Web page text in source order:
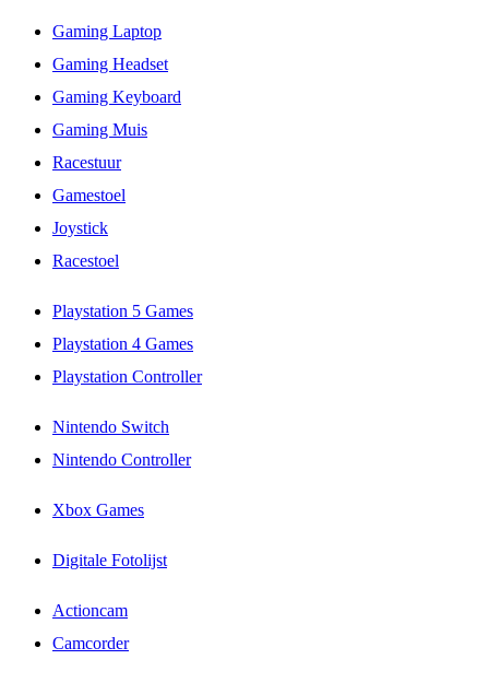
Gaming Laptop
Gaming Headset
Gaming Keyboard
Gaming Muis
Racestuur
Gamestoel
Joystick
Racestoel
Playstation 5 Games
Playstation 4 Games
Playstation Controller
Nintendo Switch
Nintendo Controller
Xbox Games
Digitale Fotolijst
Actioncam
Camcorder